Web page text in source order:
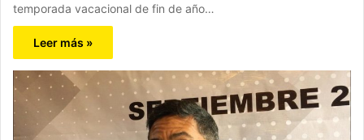
temporada vacacional de fin de año…
Leer más »